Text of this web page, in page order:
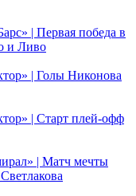
| Первая победа в
и Ливо
| Голы Никонова
| Старт плей-офф
| Матч мечты